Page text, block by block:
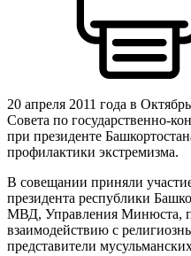
20 апреля 2011 года в
Cовета по государственно-
при президенте
профилактики экстремизма.
В совещании приняли
президента республики
МВД, Управления Минюста,
взаимодействию с
представители